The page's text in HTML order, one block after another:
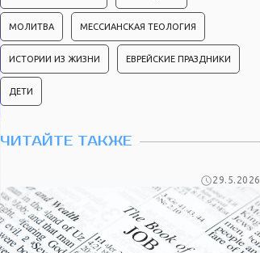
МОЛИТВА МЕССИАНСКАЯ ТЕОЛОГИЯ
ИСТОРИИ ИЗ ЖИЗНИ ЕВРЕЙСКИЕ ПРАЗДНИКИ
ДЕТИ
ЧИТАЙТЕ ТАКЖЕ
29.5.2026